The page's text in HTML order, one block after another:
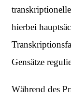
hierbei
Gensätze
Während des